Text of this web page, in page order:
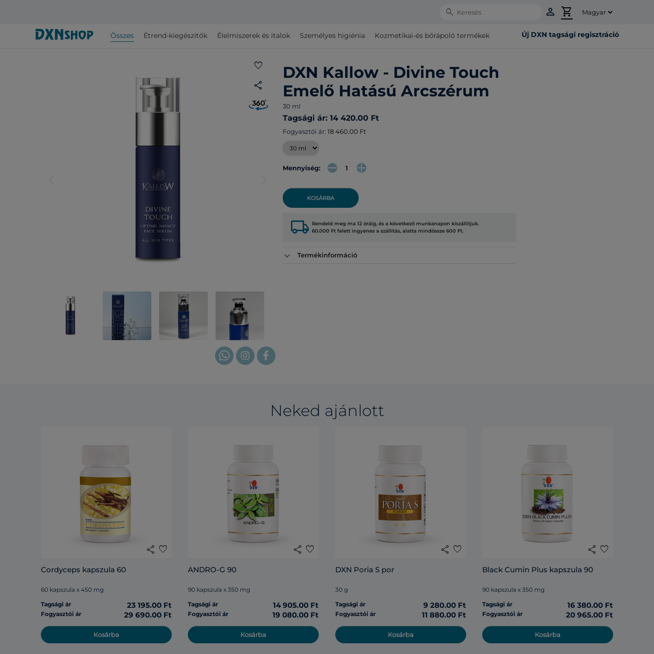
Search person shopping_cart
Összes Étrend-kiegészítők Élelmiszerek és italok Személyes higiénia Kozmetikai-és bőrápoló termékek Új DXN tagsági regisztráció
favorite
share
DXN Kallow - Divine Touch
Emelő Hatású Arcszérum
30 ml
Tagsági ár: 14 420.00 Ft
Fogyasztói ár: 18 460.00 Ft
Mennyiség:
KOSÁRBA
local_shipping Rendeld meg ma 12 óráig, és a következő munkanapon kiszállítjuk.
60.000 Ft felett ingyenes a szállítás, alatta mindössze 600 Ft.
Termékinformáció
Neked ajánlott
share favorite
Cordyceps kapszula 60
60 kapszula x 450 mg
Tagsági ár
23 195.00 Ft
Fogyasztói ár 29 690.00 Ft
Kosárba
share favorite
ANDRO-G 90
90 kapszula x 350 mg
Tagsági ár
14 905.00 Ft
Fogyasztói ár 19 080.00 Ft
Kosárba
share favorite
DXN Poria S por
30 g
Tagsági ár
9 280.00 Ft
Fogyasztói ár 11 880.00 Ft
Kosárba
share favorite
Black Cumin Plus kapszula 90
90 kapszula x 350 mg
Tagsági ár
16 380.00 Ft
Fogyasztói ár 20 965.00 Ft
Kosárba